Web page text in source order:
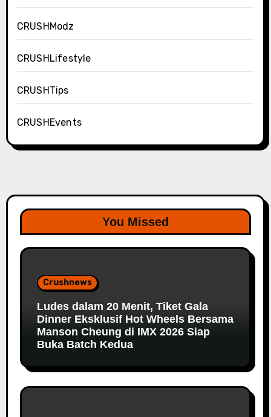
CRUSHModz
CRUSHLifestyle
CRUSHTips
CRUSHEvents
You Missed
Crushnews
Ludes dalam 20 Menit, Tiket Gala
Dinner Eksklusif Hot Wheels Bersama
Manson Cheung di IMX 2026 Siap
Buka Batch Kedua